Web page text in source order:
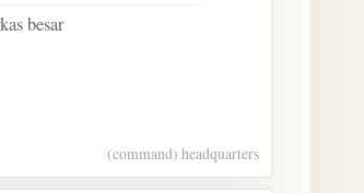
besar
(command) headquarters